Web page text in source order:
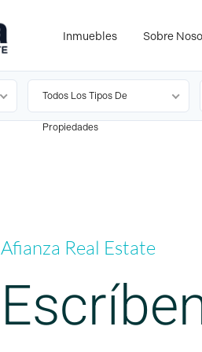
Inmuebles Sobre
Todos Los Tipos De
Propiedades
Afianza Real Estate